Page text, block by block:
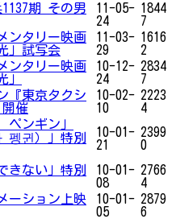
期 その男
11-05-
24
1844
7
ンタリー映画
」試写会
11-03-
29
1616
2
ンタリー映画
」
10-12-
24
2834
7
『東京タクシ
催
10-02-
10
2223
4
ペンギン」
펭귄）」特別
10-01-
21
2399
0
きない」特別
10-01-
08
2766
4
ーション上映
10-01-
05
2879
6